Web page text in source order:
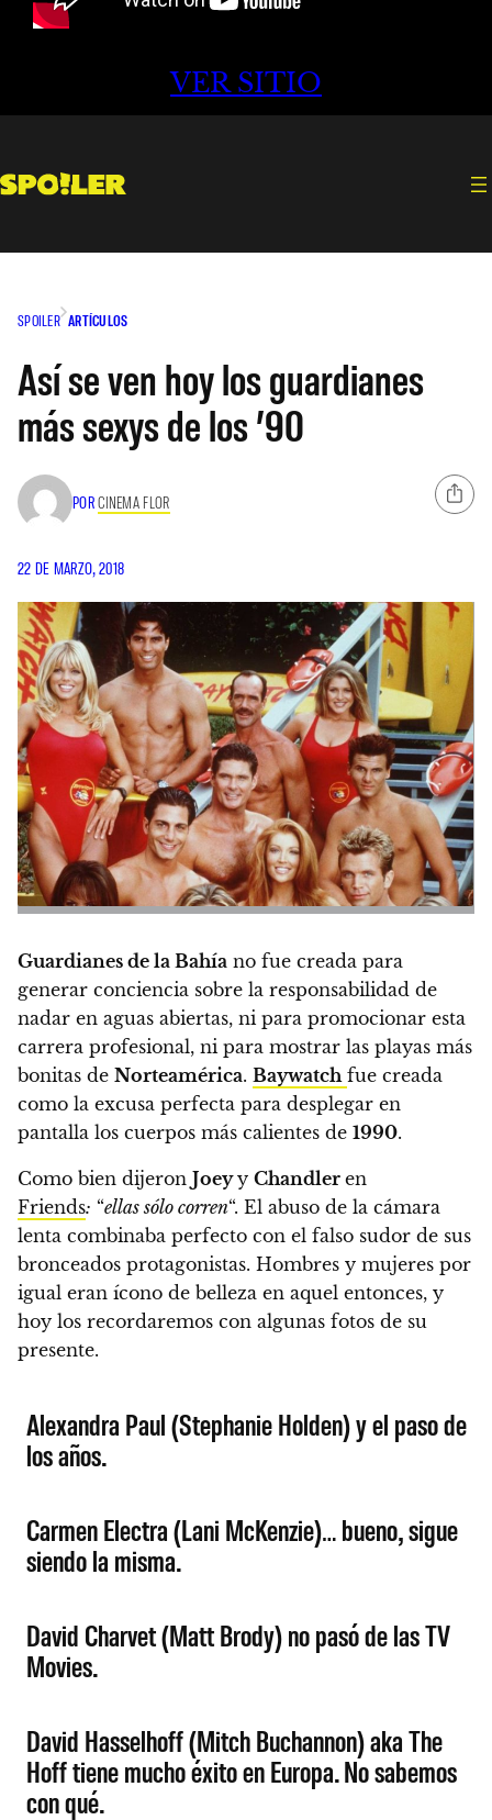
VER SITIO
SPOILER ARTÍCULOS
Así se ven hoy los guardianes
más sexys de los ’90
PORCINEMA FLOR
22 DE MARZO, 2018
Guardianes de la Bahía no fue creada para
generar conciencia sobre la responsabilidad de
nadar en aguas abiertas, ni para promocionar esta
carrera profesional, ni para mostrar las playas más
bonitas de Norteamérica. Baywatch fue creada
como la excusa perfecta para desplegar en
pantalla los cuerpos más calientes de 1990.
Como bien dijeron Joeyy Chandler en
Friends: “ellas sólo corren“. El abuso de la cámara
lenta combinaba perfecto con el falso sudor de sus
bronceados protagonistas. Hombres y mujeres por
igual eran ícono de belleza en aquel entonces, y
hoy los recordaremos con algunas fotos de su
presente.
Alexandra Paul (Stephanie Holden) y el paso de
los años.
Carmen Electra (Lani McKenzie)… bueno, sigue
siendo la misma.
David Charvet (Matt Brody) no pasó de las TV
Movies.
David Hasselhoff (Mitch Buchannon) aka The
Hoff tiene mucho éxito en Europa. No sabemos
con qué.